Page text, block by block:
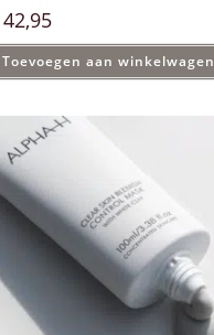
Toevoegen aan winkelwagen